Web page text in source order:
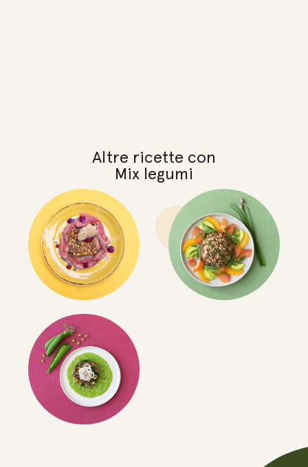
Altre ricette con
Mix legumi